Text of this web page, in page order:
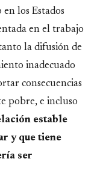
los Estados
en el trabajo
la difusión de
inadecuado
consecuencias
pobre, e incluso
estable
y que tiene
ser